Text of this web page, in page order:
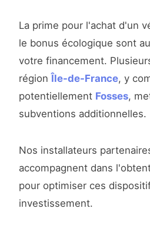
La prime pour l'achat d'un
le bonus écologique sont
votre financement.
région Île-de-France, y
potentiellement Fosses,
subventions additionnelles.
Nos installateurs
accompagnent dans
pour optimiser ces
investissement.